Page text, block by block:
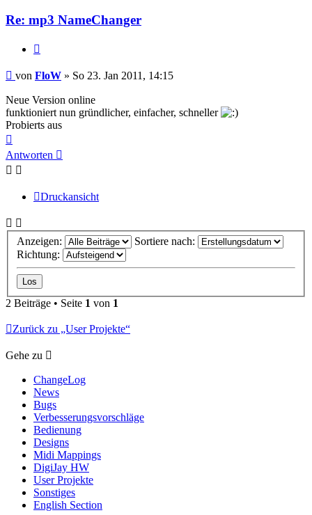
Re: mp3 NameChanger
Beitrag
von FloW » So 23. Jan 2011, 14:15
Neue Version online
funktioniert nun gründlicher, einfacher, schneller
Probierts aus
oben
Antworten
Druckansicht
Anzeigen:
Sortiere nach:
Richtung:
2 Beiträge • Seite 1 von 1
Zurück zu „User Projekte“
Gehe zu
ChangeLog
News
Bugs
Verbesserungsvorschläge
Bedienung
Designs
Midi Mappings
DigiJay HW
User Projekte
Sonstiges
English Section